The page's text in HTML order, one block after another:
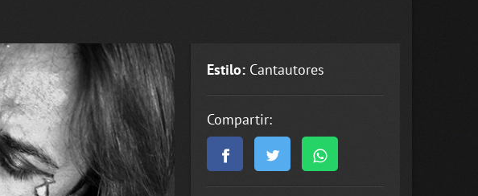
Estilo: Cantautores
Compartir: